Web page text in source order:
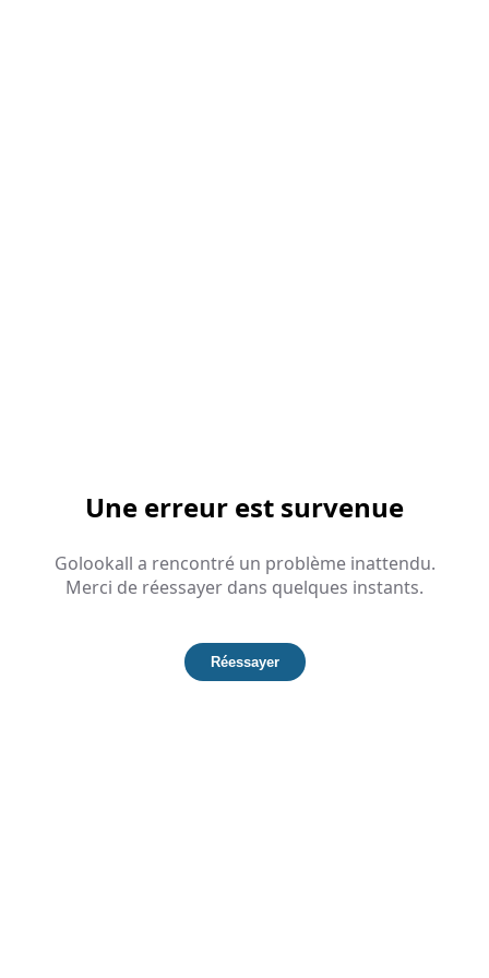
Une erreur est survenue
Golookall a rencontré un problème inattendu.
Merci de réessayer dans quelques instants.
Réessayer